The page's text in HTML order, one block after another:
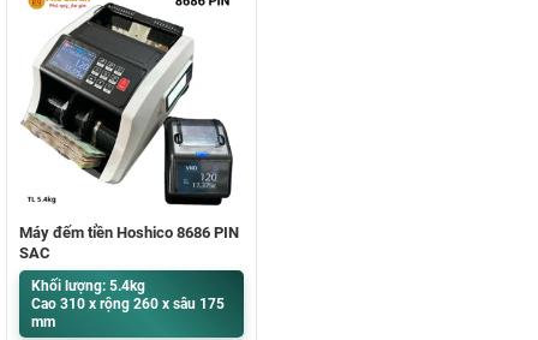
Máy đếm tiền Hoshico 8686 PIN
SẠC
Khối lượng: 5.4kg
Cao 310 x rộng 260 x sâu 175
mm